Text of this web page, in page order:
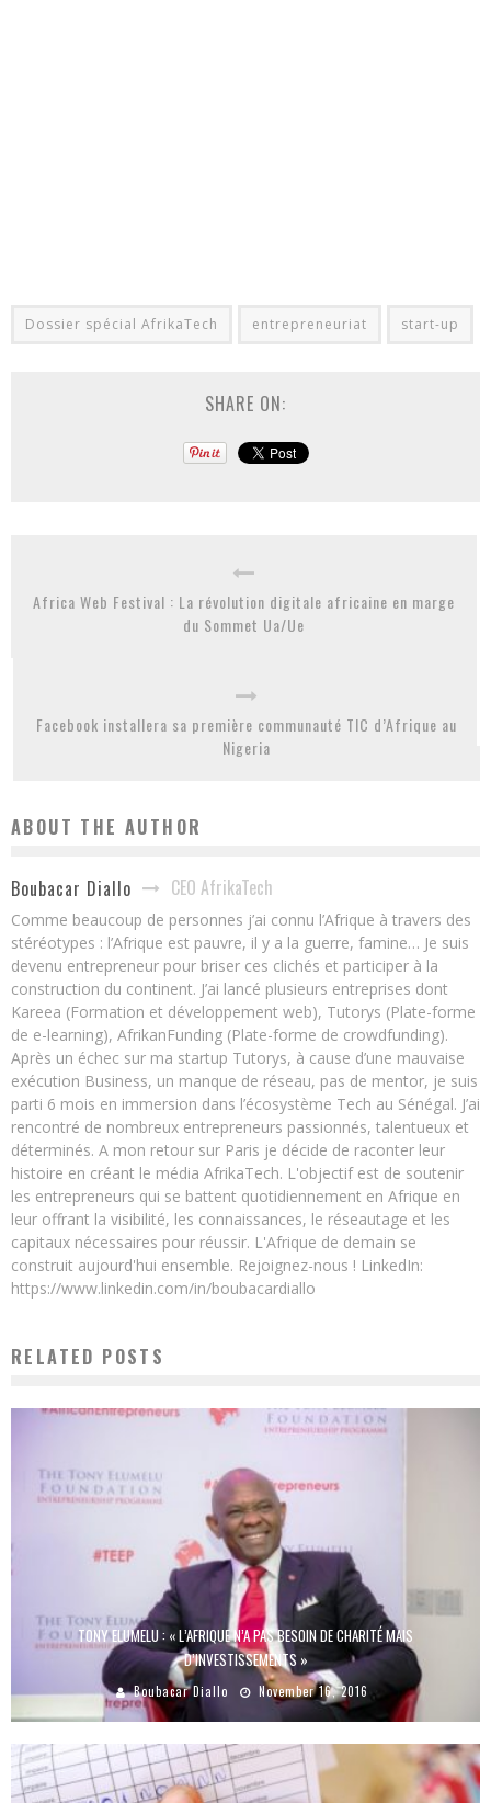
Dossier spécial AfrikaTech entrepreneuriat start-up
SHARE ON:
Africa Web Festival : La révolution digitale africaine en marge
du Sommet Ua/Ue
Facebook installera sa première communauté TIC d’Afrique au
Nigeria
ABOUT THE AUTHOR
Boubacar Diallo CEO AfrikaTech
Comme beaucoup de personnes j’ai connu l’Afrique à travers des
stéréotypes : l’Afrique est pauvre, il y a la guerre, famine… Je suis
devenu entrepreneur pour briser ces clichés et participer à la
construction du continent. J’ai lancé plusieurs entreprises dont
Kareea (Formation et développement web), Tutorys (Plate-forme
de e-learning), AfrikanFunding (Plate-forme de crowdfunding).
Après un échec sur ma startup Tutorys, à cause d’une mauvaise
exécution Business, un manque de réseau, pas de mentor, je suis
parti 6 mois en immersion dans l’écosystème Tech au Sénégal. J’ai
rencontré de nombreux entrepreneurs passionnés, talentueux et
déterminés. A mon retour sur Paris je décide de raconter leur
histoire en créant le média AfrikaTech. L'objectif est de soutenir
les entrepreneurs qui se battent quotidiennement en Afrique en
leur offrant la visibilité, les connaissances, le réseautage et les
capitaux nécessaires pour réussir. L'Afrique de demain se
construit aujourd'hui ensemble. Rejoignez-nous ! LinkedIn:
https://www.linkedin.com/in/boubacardiallo
RELATED POSTS
TONY ELUMELU : « L’AFRIQUE N’A PAS BESOIN DE CHARITÉ MAIS
D’INVESTISSEMENTS »
Boubacar Diallo November 16, 2016